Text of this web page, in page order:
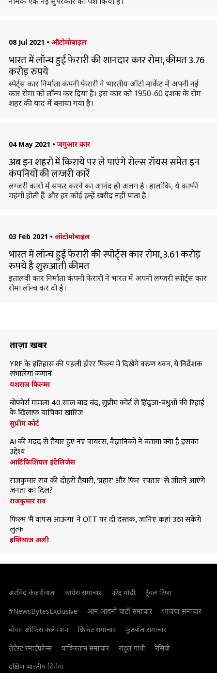
08 Jul 2021 • ऑटोमोबाइल
भारत में लॉन्च हुई फेरारी की शानदार कार रोमा, कीमत 3.76
करोड़ रुपये
स्पेर्ट्स कार निर्माता कंपनी फेरारी ने भारतीय ऑटो मार्केट में अपनी नई
कार रोमा को लॉन्च कर दिया है। इस कार को 1950-60 दशक के रोम
शहर की याद में बनाया गया है।
04 May 2021 • जगुआर कार
अब इन शहरों में किराये पर ले पाएंगे रोल्स रॉयस समेत इन
कंपनियों की लग्जरी कारें
लग्जरी कारों में सफर करने का आनंद ही अलग है। हालांकि, ये काफी
महंगी होती हैं और हर कोई इन्हें खरीद नहीं पाता है।
03 Feb 2021 • ऑटोमोबाइल
भारत में लॉन्च हुई फेरारी की स्पोर्ट्स कार रोमा, 3.61 करोड़
रुपये है शुरुआती कीमत
इतालवी कार निर्माता कंपनी फेरारी ने भारत में अपनी लग्जरी स्पोर्ट्स कार
रोमा लॉन्च कर दी है।
ताज़ा खबरें
YRF के इतिहास की पहली हॉरर फिल्म में दिखेंगे वरुण धवन, ये निर्देशक
संभालेगा कमान
यशराज फिल्म्स
बोफोर्स मामला 40 साल बाद बंद, सुप्रीम कोर्ट से हिंदुजा-बंधुओं की रिहाई
के खिलाफ याचिका खारिज
सुप्रीम कोर्ट
AI की मदद से तैयार हुए नए वायरस, वैज्ञानिकों ने बताया क्या है इसका
उद्देश्य
आर्टिफिशियल इंटेलिजेंस
राजकुमार राव की दोहरी तैयारी, 'प्रहार' और फिर 'रफ्तार' से जीतने आएंगे
जनता का दिल?
राजकुमार राव
फिल्म 'मैं वापस आऊंगा' ने OTT पर दी दस्तक, जानिए कहां उठा सकेंगे
लुत्फ
इम्तियाज अली
अरविंद केजरीवाल कांग्रेस समाचार नरेंद्र मोदी
ट्रैवल टिप्स
#NewsBytesExclusive
आम आदमी पार्टी समाचार
भाजपा समाचार
बॉक्स ऑफिस कलेक्शन
क्रिकेट समाचार
फुटबॉल समाचार
लेटेस्ट स्मार्टफोन्स
पाकिस्तान समाचार राहुल गांधी
रेसिपी
दक्षिण भारतीय सिनेमा